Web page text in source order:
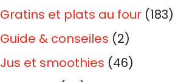
Gratins et plats au four (183)
Guide & conseiles (2)
Jus et smoothies (46)